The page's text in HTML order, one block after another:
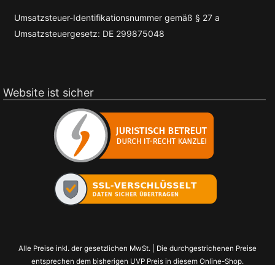
Umsatzsteuer-Identifikationsnummer gemäß § 27 a
Umsatzsteuergesetz: DE 299875048
Website ist sicher
Alle Preise inkl. der gesetzlichen MwSt. | Die durchgestrichenen Preise
entsprechen dem bisherigen UVP Preis in diesem Online-Shop.